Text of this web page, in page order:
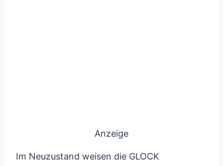
Anzeige
Im Neuzustand weisen die GLOCK